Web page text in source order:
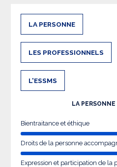
LA PERSONNE
LES PROFESSIONNELS
L'ESSMS
LA PERSONNE
Bientraitance et éthique
Droits de la personne
Expression et participation de la